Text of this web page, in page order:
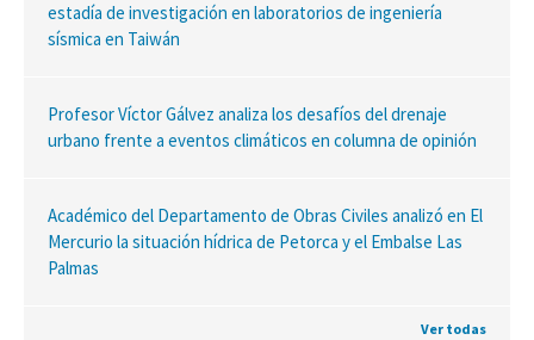
estadía de investigación en laboratorios de ingeniería
sísmica en Taiwán
Profesor Víctor Gálvez analiza los desafíos del drenaje
urbano frente a eventos climáticos en columna de opinión
Académico del Departamento de Obras Civiles analizó en El
Mercurio la situación hídrica de Petorca y el Embalse Las
Palmas
Ver todas